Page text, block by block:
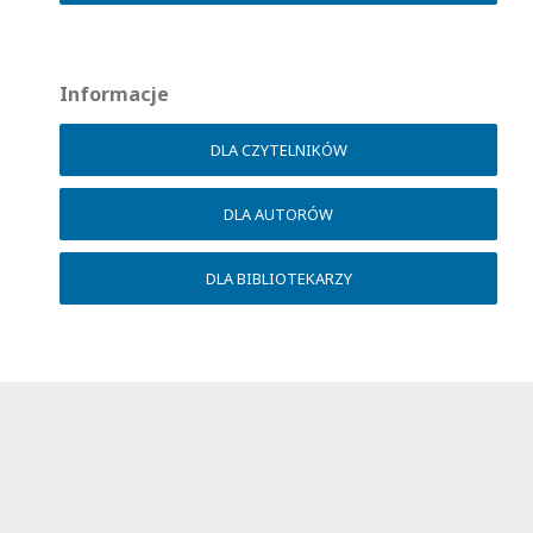
Informacje
DLA CZYTELNIKÓW
DLA AUTORÓW
DLA BIBLIOTEKARZY